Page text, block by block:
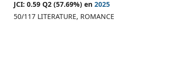
JCI: 0.59 Q2 (57.69%) en 2025
50/117 LITERATURE, ROMANCE